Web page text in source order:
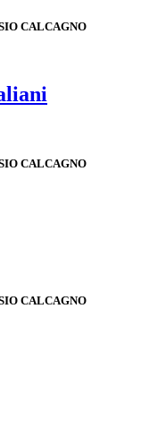
CALCAGNO
CALCAGNO
CALCAGNO